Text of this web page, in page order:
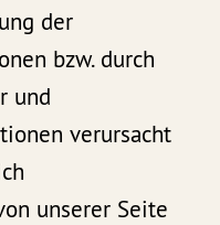
der
bzw. durch
und
verursacht
unserer Seite